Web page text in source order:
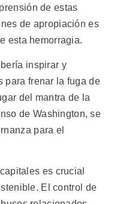
de estas
de apropiación es
esta hemorragia.
inspirar y
para frenar la fuga de
del mantra de la
de Washington, se
para el
es crucial
El control de